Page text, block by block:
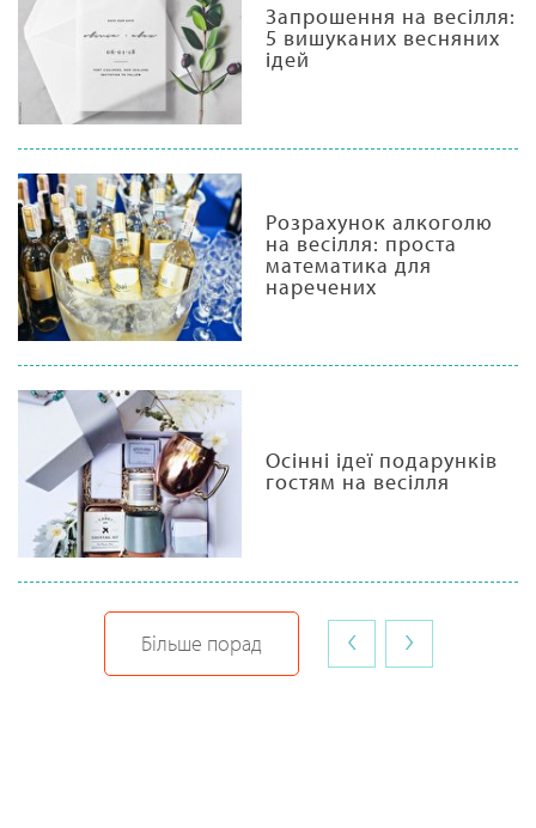
Запрошення на весілля:
5 вишуканих весняних
ідей
Розрахунок алкоголю
на весілля: проста
математика для
наречених
Осінні ідеї подарунків
гостям на весілля
Більше порад ‹ ›